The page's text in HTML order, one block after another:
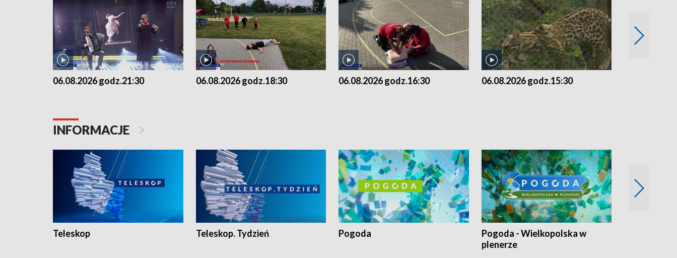
06.08.2026 godz.21:30 06.08.2026 godz.18:30 06.08.2026 godz.16:30 06.08.2026 godz.15:30
INFORMACJE
Teleskop Teleskop. Tydzień Pogoda
Pogoda - Wielkopolska w
plenerze